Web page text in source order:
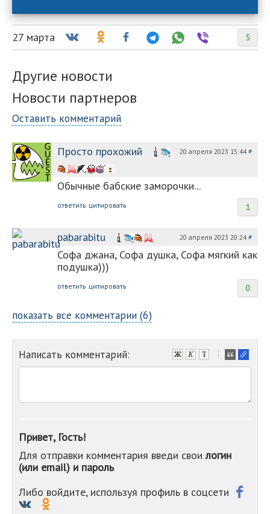
5
27 марта
Другие новости
Новости партнеров
Оставить комментарий
Просто прохожий 20 апреля 2023 15:44#
Обычные бабские заморочки...
1
ответить цитировать
pabarabitu 20 апреля 2023 20:24#
Софа джана, Софа душка, Софа мягкий как
подушка)))
0
ответить цитировать
показать все комментарии (6)
Написать комментарий:
-
-
-
-
Привет, Гость!
Для отправки комментария введи своилогин
(или email) и пароль
Либо войдите, используя профиль в соцсети